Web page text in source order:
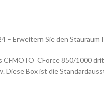
– Erweitern Sie den
CForce 850/1000
Box ist die